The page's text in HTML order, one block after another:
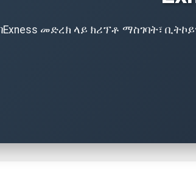
መድረክ ላይ ክሪፕቶ ማስገባት፣